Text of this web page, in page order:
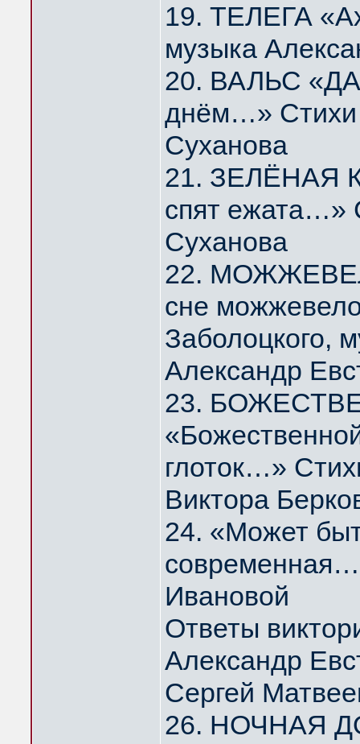
19. ТЕЛЕГА
музыка
20. ВАЛЬС «ДА
днём…» Стихи
Суханова
21. ЗЕЛЁНАЯ
спят ежата…»
Суханова
22.
сне
Заболоцкого,
Александр
23.
глоток…»
Виктора
24. «Может
Ивановой
Ответы
Александр
Сергей
26. НОЧНАЯ